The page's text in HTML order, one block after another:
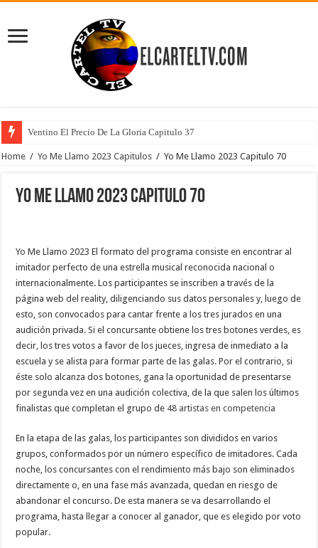
Ventino El Precio De La Gloria Capitulo 37
Home / Yo Me Llamo 2023 Capitulos / Yo Me Llamo 2023 Capitulo 70
Yo Me Llamo 2023 Capitulo 70
Yo Me Llamo 2023 El formato del programa consiste en encontrar al
imitador perfecto de una estrella musical reconocida nacional o
internacionalmente. Los participantes se inscriben a través de la
página web del reality, diligenciando sus datos personales y, luego de
esto, son convocados para cantar frente a los tres jurados en una
audición privada. Si el concursante obtiene los tres botones verdes, es
decir, los tres votos a favor de los jueces, ingresa de inmediato a la
escuela y se alista para formar parte de las galas. Por el contrario, si
éste solo alcanza dos botones, gana la oportunidad de presentarse
por segunda vez en una audición colectiva, de la que salen los últimos
finalistas que completan el grupo de 48 artistas en competencia
En la etapa de las galas, los participantes son divididos en varios
grupos, conformados por un número específico de imitadores. Cada
noche, los concursantes con el rendimiento más bajo son eliminados
directamente o, en una fase más avanzada, quedan en riesgo de
abandonar el concurso. De esta manera se va desarrollando el
programa, hasta llegar a conocer al ganador, que es elegido por voto
popular.